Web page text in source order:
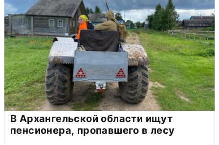
В Архангельской области ищут
пенсионера, пропавшего в лесу